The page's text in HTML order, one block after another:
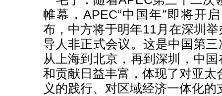
帷幕，APEC“中国年”即将开
布，中方将于明年11月在深圳
导人非正式会议。这是中国第
从上海到北京，再到深圳，中
和贡献日益丰富，体现了对亚太
义的践行、对区域经济一体化的